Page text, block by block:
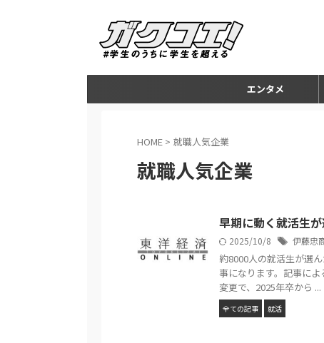
エンタメ
HOME > 就職人気企業
就職人気企業
早期に動く就活生
2025/10/8 伊藤忠
約8000人の就活生が選
事になります。記事に
変更で、2025年卒から ...
全ての記事 就活